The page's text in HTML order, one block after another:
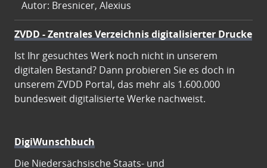
Autor: Bresnicer, Alexius
ZVDD - Zentrales Verzeichnis digitalisierter Drucke
Ist Ihr gesuchtes Werk noch nicht in unserem
digitalen Bestand? Dann probieren Sie es doch in
unserem ZVDD Portal, das mehr als 1.600.000
bundesweit digitalisierte Werke nachweist.
DigiWunschbuch
Die Niedersächsische Staats- und